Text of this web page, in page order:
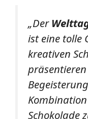
„Der
ist eine tolle
kreativen
Schokolade